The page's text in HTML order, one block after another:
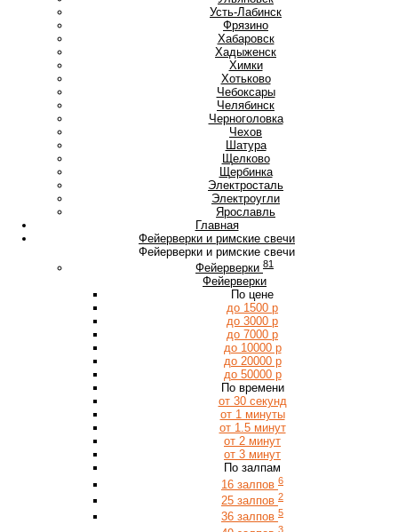
Усть-Лабинск
Фрязино
Хабаровск
Хадыженск
Химки
Хотьково
Чебоксары
Челябинск
Черноголовка
Чехов
Шатура
Щелково
Щербинка
Электросталь
Электроугли
Ярославль
Главная
Фейерверки и римские свечи
Фейерверки и римские свечи
Фейерверки 81
Фейерверки
По цене
до 1500 р
до 3000 р
до 7000 р
до 10000 р
до 20000 р
до 50000 р
По времени
от 30 секунд
от 1 минуты
от 1.5 минут
от 2 минут
от 3 минут
По залпам
16 залпов 6
25 залпов 2
36 залпов 5
3